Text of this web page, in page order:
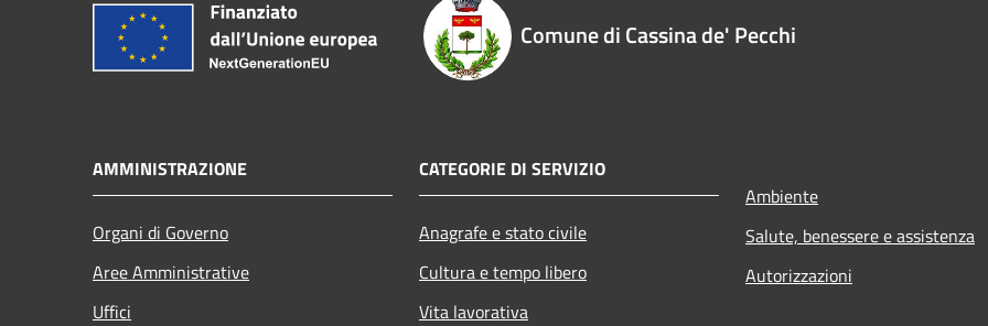
Comune di Cassina de' Pecchi
AMMINISTRAZIONE
Organi di Governo
Aree Amministrative
Uffici
CATEGORIE DI SERVIZIO
Anagrafe e stato civile
Cultura e tempo libero
Vita lavorativa
Ambiente
Salute, benessere e assistenza
Autorizzazioni